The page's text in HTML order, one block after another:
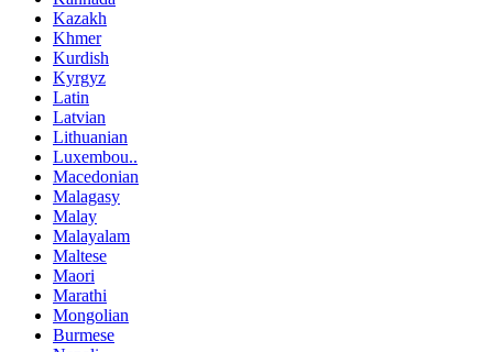
Kazakh
Khmer
Kurdish
Kyrgyz
Latin
Latvian
Lithuanian
Luxembou..
Macedonian
Malagasy
Malay
Malayalam
Maltese
Maori
Marathi
Mongolian
Burmese